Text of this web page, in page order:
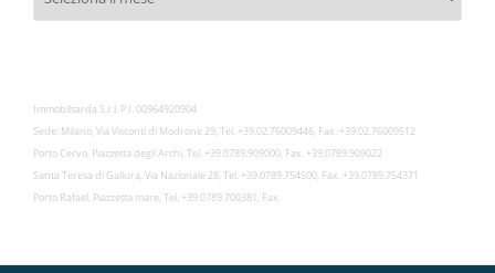
Immobilsarda S.r.l. P.I. 00964920904
Sede: Milano, Via Visconti di Modrone 29, Tel. +39.02.76009446, Fax. +39.02.76009512
Porto Cervo, Piazzetta degli Archi, Tel. +39.0789.909000, Fax. +39.0789.909022
Santa Teresa di Gallura, Via Nazionale 28, Tel. +39.0789.754500, Fax. +39.0789.754371
Porto Rafael, Piazzetta mare, Tel. +39.0789.700381, Fax.